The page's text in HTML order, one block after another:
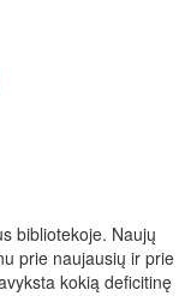
bibliotekoje. Naujų
prie naujausių ir prie
kokią deficitinę